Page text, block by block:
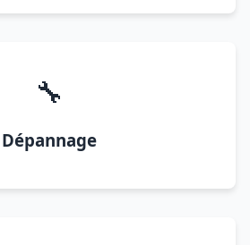
🔧
Dépannage